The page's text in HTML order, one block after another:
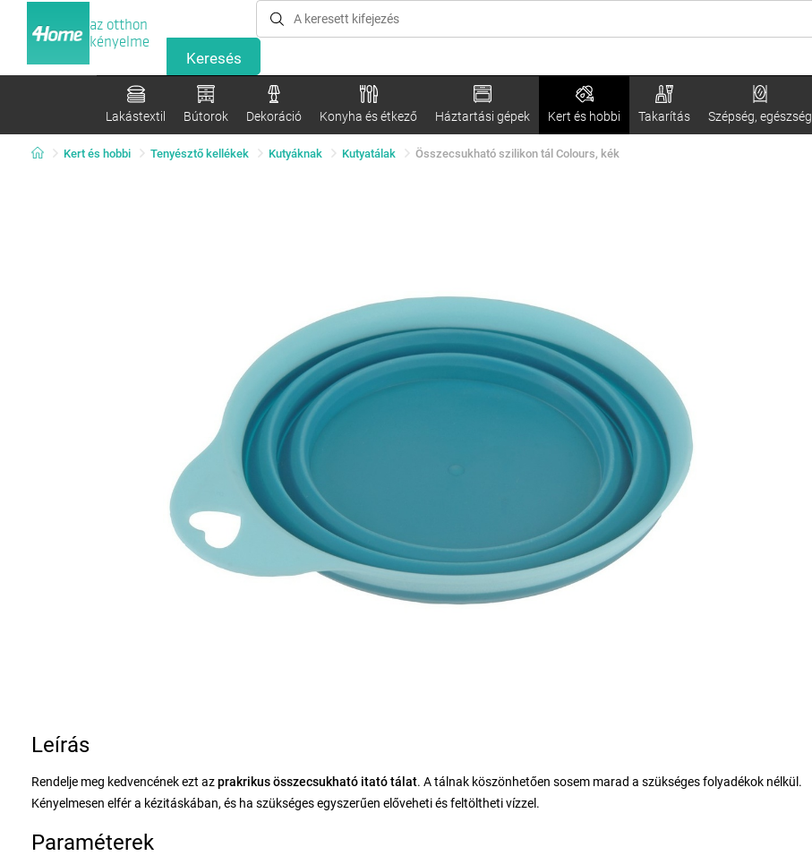
az otthon
kényelme
Lakástextil Bútorok Dekoráció Konyha és étkező Háztartási gépek Kert és hobbi Takarítás Szépség, egészség
Kert és hobbi Tenyésztő kellékek Kutyáknak Kutyatálak Összecsukható szilikon tál Colours, kék
Leírás
Rendelje meg kedvencének ezt azprakrikusӧsszecsukható itató tálat. A tálnak kӧszӧnhetően sosem marad a szükséges folyadékok nélkül.
Kényelmesen elfér a kézitáskában, és ha szükséges egyszerűen előveheti és feltӧltheti vízzel.
Paraméterek